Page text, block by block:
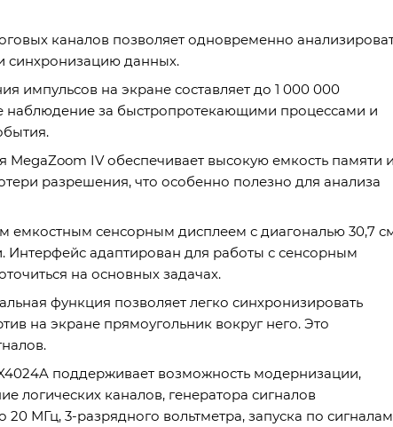
каналов позволяет одновременно
синхронизацию данных.
импульсов на экране составляет до 1 000 000
наблюдение за быстропротекающими процессами и
MegaZoom IV обеспечивает высокую емкость памяти
разрешения, что особенно полезно для анализа
сенсорным дисплеем с диагональю 30,7
Интерфейс адаптирован для работы с сенсорным
на основных задачах.
функция позволяет легко синхронизировать
на экране прямоугольник вокруг него. Это
поддерживает возможность модернизации,
логических каналов, генератора сигналов
МГц, 3-разрядного вольтметра, запуска по